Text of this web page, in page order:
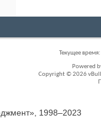
Текущее время:
Powered
Copyright © 2026
1998–2023